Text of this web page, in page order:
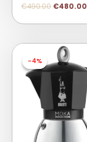
€490.00 €480.00
-4%
-4%